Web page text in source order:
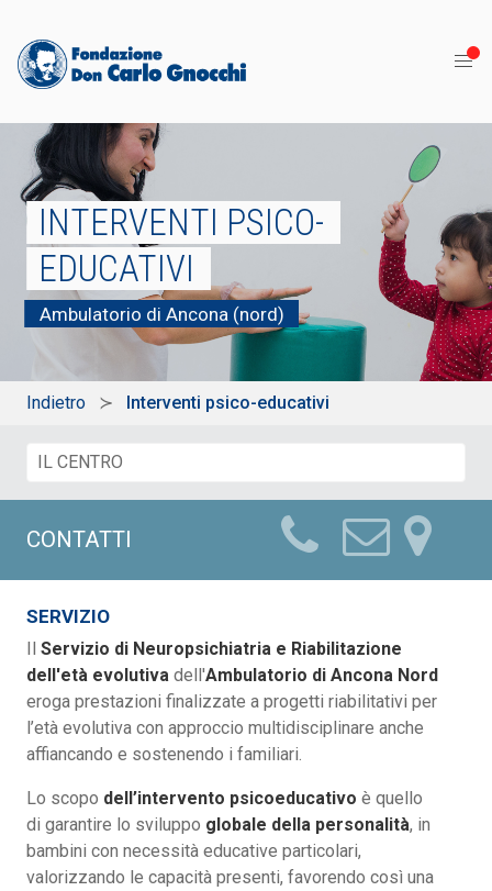
INTERVENTI PSICO-
EDUCATIVI
Ambulatorio di Ancona (nord)
Indietro Interventi psico-educativi
CONTATTI
SERVIZIO
Il Servizio di Neuropsichiatria e Riabilitazione
dell'età evolutiva dell'Ambulatorio di Ancona Nord
eroga prestazioni finalizzate a progetti riabilitativi per
l’età evolutiva con approccio multidisciplinare anche
affiancando e sostenendo i familiari.
Lo scopo dell’intervento psicoeducativo è quello
di garantire lo sviluppo globale della personalità, in
bambini con necessità educative particolari,
valorizzando le capacità presenti, favorendo così una